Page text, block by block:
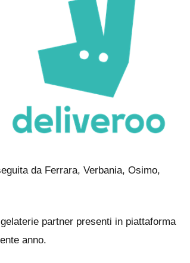
da Ferrara, Verbania, Osimo,
partner presenti in piattaforma
anno.